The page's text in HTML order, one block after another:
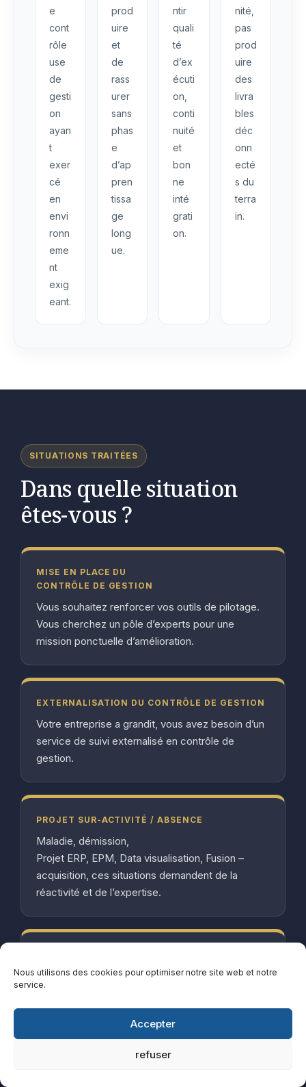
Nous utilisons des cookies pour optimiser notre site web et notre
service.
Accepter
refuser
e
cont
rôle
use
de
gesti
on
ayan
t
exer
cé
en
envi
ronn
eme
nt
exig
eant.
prod
uire
et
de
rass
urer
sans
phas
e
d’ap
pren
tissa
ge
long
ue.
ntir
quali
té
d’ex
écuti
on,
conti
nuité
et
bon
ne
inté
grati
on.
nité,
pas
prod
uire
des
livra
bles
déc
onn
ecté
s du
terra
in.
SITUATIONS TRAITÉES
Dans quelle situation
êtes-vous ?
MISE EN PLACE DU
CONTRÔLE DE GESTION
Vous souhaitez renforcer vos outils de pilotage.
Vous cherchez un pôle d’experts pour une
mission ponctuelle d’amélioration.
EXTERNALISATION DU CONTRÔLE DE GESTION
Votre entreprise a grandit, vous avez besoin d’un
service de suivi externalisé en contrôle de
gestion.
PROJET SUR-ACTIVITÉ / ABSENCE
Maladie, démission,
Projet ERP, EPM, Data visualisation, Fusion –
acquisition, ces situations demandent de la
réactivité et de l’expertise.
Les chiffres sont de plus en plus alarmants. Il
vous faut des experts pour rapidement retrouver
de la visibilité et de la rentabilité.